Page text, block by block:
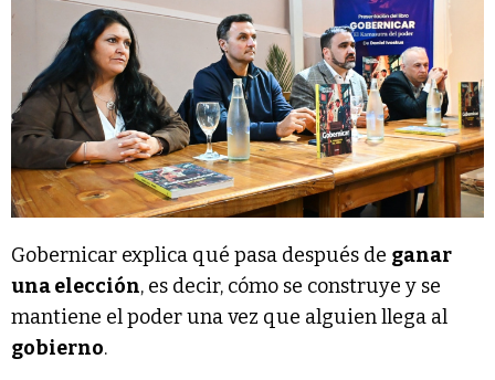
Gobernicar explica qué pasa después de ganar
una elección, es decir, cómo se construye y se
mantiene el poder una vez que alguien llega al
gobierno.